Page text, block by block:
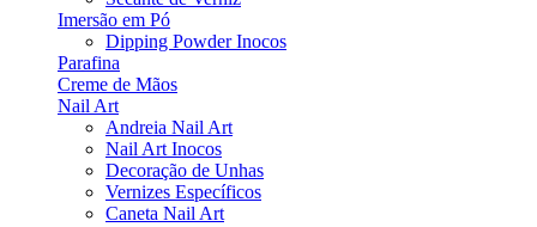
Imersão em Pó
Dipping Powder Inocos
Parafina
Creme de Mãos
Nail Art
Andreia Nail Art
Nail Art Inocos
Decoração de Unhas
Vernizes Específicos
Caneta Nail Art